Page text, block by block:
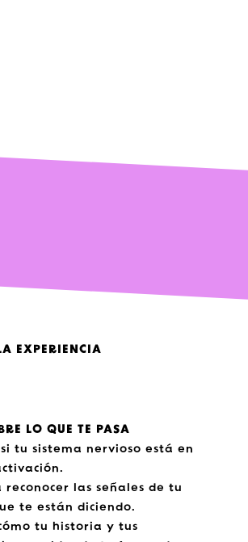
EXPERIENCIA
LO QUE TE PASA
tu sistema nervioso está en
reconocer las señales de tu
te están diciendo.
tu historia y tus